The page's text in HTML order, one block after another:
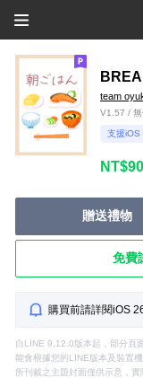
team
V1.57 / 無
支援iOS
NT$90
贈送禮物
免費
購買前請詳閱iOS
自LINE 9.12.0版本起，部分頁
能會根據您的LINE版本及裝置
所刊載之主題封面僅供示意，